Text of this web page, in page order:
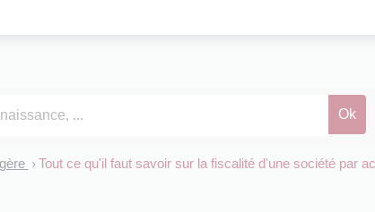
> Tout ce qu'il faut savoir sur la fiscalité d'une société par